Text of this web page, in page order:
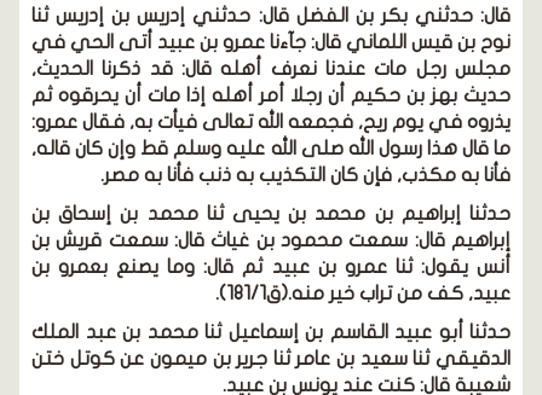
قال: حدثني بكر بن الفضل قال: حدثني إدريس بن إدريس ثنا
نوح بن قيس اللماني قال: جآءنا عمرو بن عبيد أتى الحي في
مجلس رجل مات عندنا نعرف أهله قال: قد ذكرنا الحديث,
حديث بهز بن حكيم أن رجلا أمر أهله إذا مات أن يحرقوه ثم
يذروه في يوم ريح, فجمعه الله تعالى فيأت به, فقال عمرو:
ما قال هذا رسول اللهصلى الله عليه وسلم قط وإن كان قاله,
فأنا به مكذب, فإن كان التكذيب به ذنب فأنا به مصر.
حدثنا إبراهيم بن محمد بن يحيى ثنا محمد بن إسحاق بن
إبراهيم قال: سمعت محمود بن غياث قال: سمعت قريش بن
أنس يقول: ثنا عمرو بن عبيد ثم قال: وما يصنع بعمرو بن
عبيد, كف من تراب خير منه.(ق181/1).
حدثنا أبو عبيد القاسم بن إسماعيل ثنا محمد بن عبد الملك
الدقيقي ثنا سعيد بن عامر ثنا جرير بن ميمون عن كوتل ختن
شعيبة قال: كنت عند يونس بن عبيد.